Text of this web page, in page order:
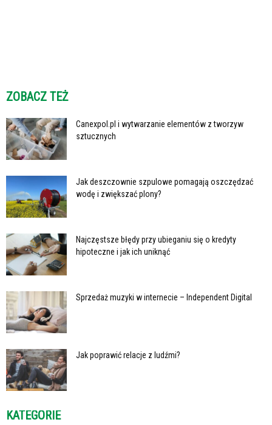
ZOBACZ TEŻ
Canexpol.pl i wytwarzanie elementów z tworzyw
sztucznych
Jak deszczownie szpulowe pomagają oszczędzać
wodę i zwiększać plony?
Najczęstsze błędy przy ubieganiu się o kredyty
hipoteczne i jak ich uniknąć
Sprzedaż muzyki w internecie – Independent Digital
Jak poprawić relacje z ludźmi?
KATEGORIE